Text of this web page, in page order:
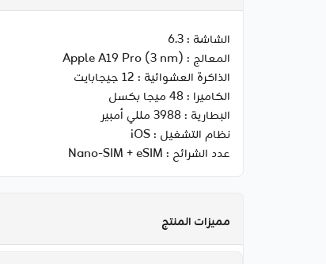
الشاشة :6.3
المعالج : Apple A19 Pro (3 nm)
الذاكرة العشوائية : 12 جيجابايت
الكاميرا :48 ميجا بكسل
البطارية :3988 مللي أمبير
نظام التشغيل :iOS
عدد الشرائح : Nano-SIM + eSIM
مميزات المنتج